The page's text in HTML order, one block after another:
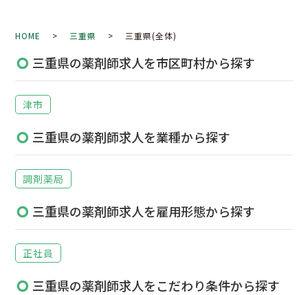
HOME > 三重県 > 三重県(全体)
三重県の薬剤師求人を市区町村から探す
津市
三重県の薬剤師求人を業種から探す
調剤薬局
三重県の薬剤師求人を雇用形態から探す
正社員
三重県の薬剤師求人をこだわり条件から探す